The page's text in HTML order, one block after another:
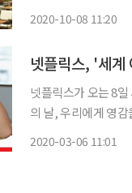
2020-10-08 11:20
넷플릭스, '세계
넷플릭스가 오는 8
의 날, 우리에게 영감
2020-03-06 11:01